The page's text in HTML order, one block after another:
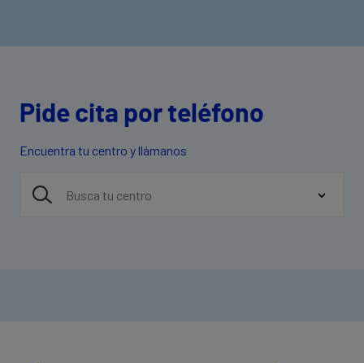
Comunicación
Pide cita por teléfono
Encuentra tu centro y llámanos